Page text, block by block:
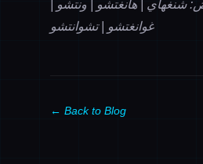
شنغهاي | هانغتشو | ونتشو |
غوانغتشو | تشوانتشو
← Back to Blog